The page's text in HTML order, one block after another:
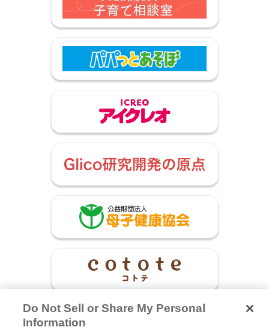
Do Not Sell or Share My Personal
Information